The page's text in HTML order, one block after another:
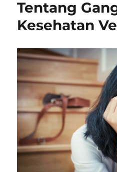
Tentang
Kesehatan